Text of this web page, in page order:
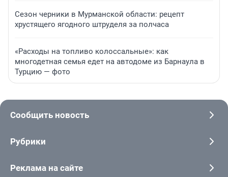
Сезон черники в Мурманской области: рецепт
хрустящего ягодного штруделя за полчаса
«Расходы на топливо колоссальные»: как
многодетная семья едет на автодоме из Барнаула в
Турцию — фото
Сообщить новость
Рубрики
Реклама на сайте